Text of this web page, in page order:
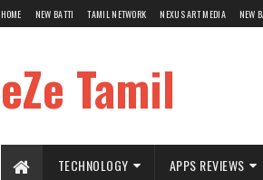
HOME NEW BATTI TAMIL NETWORK NEXUS ART MEDIA NEW
eZe Tamil
TECHNOLOGY APPS REVIEWS